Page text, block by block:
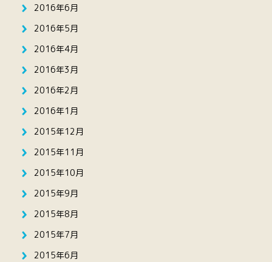
2016年6月
2016年5月
2016年4月
2016年3月
2016年2月
2016年1月
2015年12月
2015年11月
2015年10月
2015年9月
2015年8月
2015年7月
2015年6月